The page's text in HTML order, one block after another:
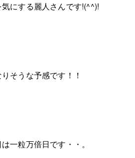
にする麗人さんです!(^^)!
そうな予感です！！
一粒万倍日です・・。